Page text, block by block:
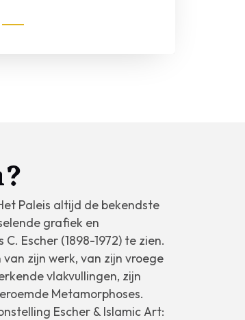
Paleis altijd de bekendste
grafiek en
Escher (1898-1972) te zien.
zijn werk, van zijn vroege
vlakvullingen, zijn
Metamorphoses.
Escher & Islamic Art: